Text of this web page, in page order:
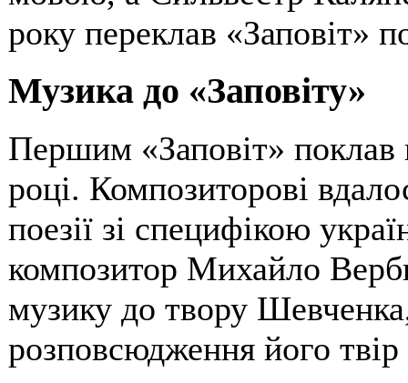
року переклав «Заповіт»
Музика до «Заповіту»
Першим «Заповіт»
році. Композиторові
поезії зі специфікою
композитор Михайло
музику до твору
розповсюдження його